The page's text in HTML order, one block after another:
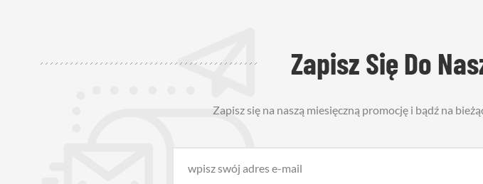
Zapisz Się Do
Zapisz się na naszą miesięczną promocję i bądź na